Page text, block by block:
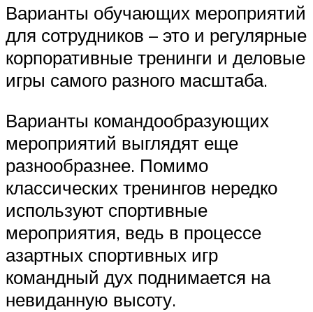
Варианты обучающих мероприятий
для сотрудников – это и регулярные
корпоративные тренинги и деловые
игры самого разного масштаба.
Варианты командообразующих
мероприятий выглядят еще
разнообразнее. Помимо
классических тренингов нередко
используют спортивные
мероприятия, ведь в процессе
азартных спортивных игр
командный дух поднимается на
невиданную высоту.